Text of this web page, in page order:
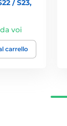
/ S23,
voi
carrello